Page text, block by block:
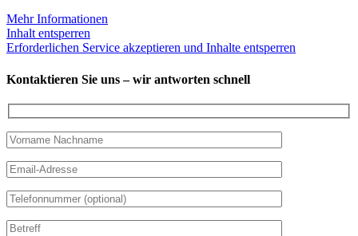
Mehr Informationen
Inhalt entsperren
Erforderlichen Service akzeptieren und Inhalte entsperren
Kontaktieren Sie uns – wir antworten schnell